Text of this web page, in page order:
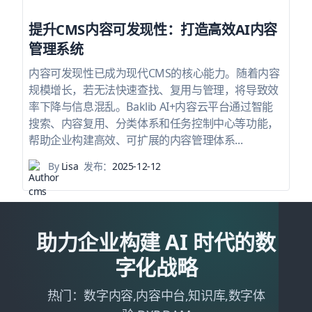
提升CMS内容可发现性：打造高效AI内容
管理系统
内容可发现性已成为现代CMS的核心能力。随着内容
规模增长，若无法快速查找、复用与管理，将导致效
率下降与信息混乱。Baklib AI+内容云平台通过智能
搜索、内容复用、分类体系和任务控制中心等功能，
帮助企业构建高效、可扩展的内容管理体系...
ByLisa 发布： 2025-12-12
助力企业构建 AI 时代的数
字化战略
热门：数字内容,内容中台,知识库,数字体